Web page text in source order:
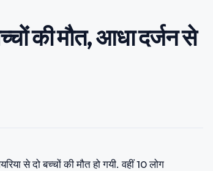
की मौत, आधा दर्जन से
से दो बच्चों की मौत हो गयी. वहीं 10 लोग